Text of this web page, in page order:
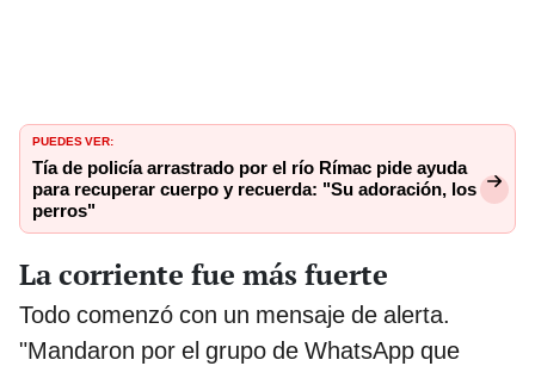
PUEDES VER:
Tía de policía arrastrado por el río Rímac pide ayuda
para recuperar cuerpo y recuerda: "Su adoración, los
perros"
La corriente fue más fuerte
Todo comenzó con un mensaje de alerta.
"Mandaron por el grupo de WhatsApp que